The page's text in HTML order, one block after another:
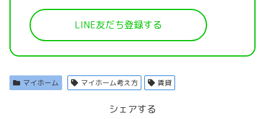
LINE友だち登録する
マイホーム マイホーム考え方 賃貸
シェアする